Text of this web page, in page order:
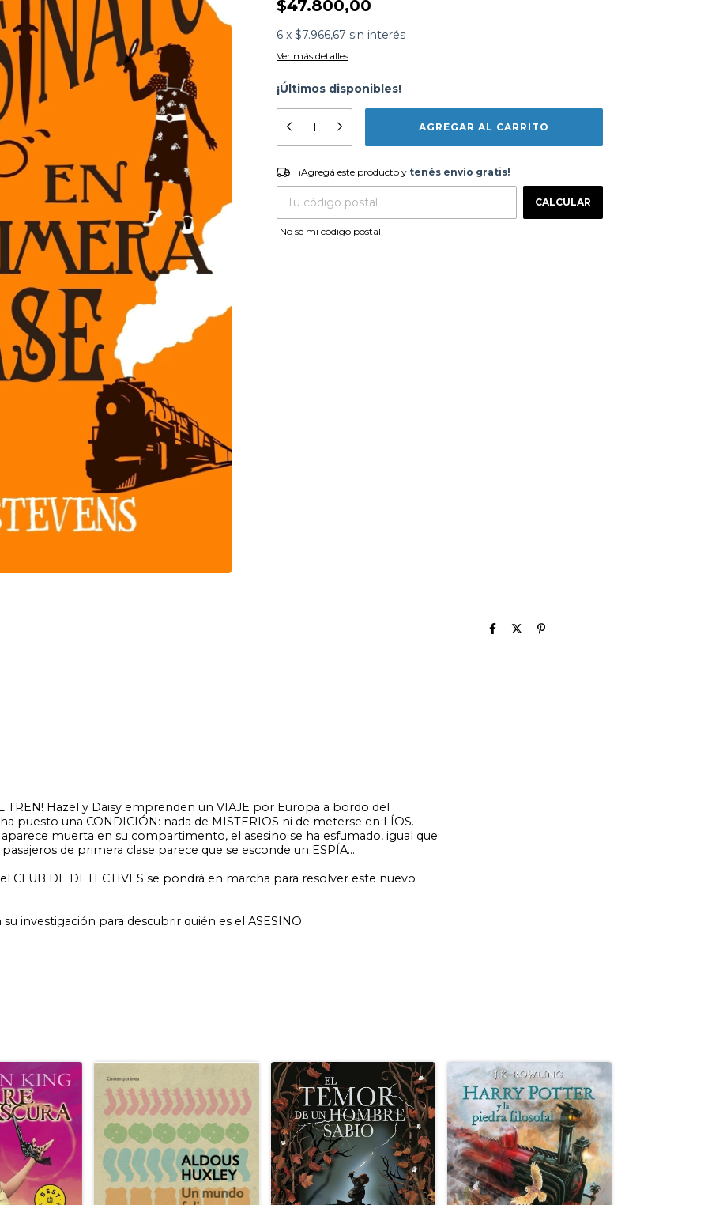
$47.800,00
6 x $7.966,67 sin interés
Ver más detalles
¡Últimos disponibles!
¡Agregá este producto ytenés envío gratis!
CAMBIAR CP
¡Agregá este producto y tenés envío gratis!
CALCULAR
No sé mi código postal
CONDICIÓN: nada de MISTERIOS ni de meterse en LÍOS.
en su compartimento, el asesino se ha esfumado, igual que
se pondrá en marcha para resolver este nuevo
para descubrir quién es el ASESINO.